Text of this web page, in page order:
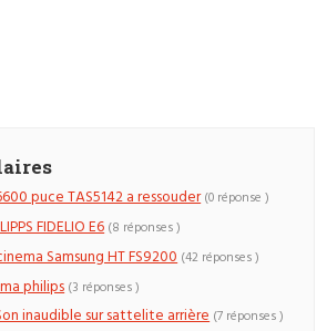
puce TAS5142 a ressouder (0 réponse )
FIDELIO E6 (8 réponses )
Samsung HT FS9200 (42 réponses )
philips (3 réponses )
inaudible sur sattelite arrière (7 réponses )